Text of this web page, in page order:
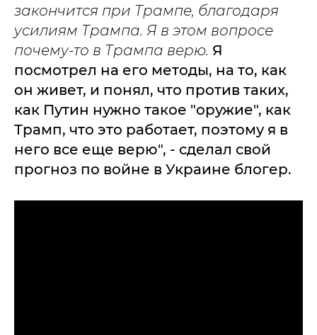
закончится при Трампе, благодаря
усилиям Трампа. Я в этом вопросе
почему-то в Трампа верю. Я
посмотрел на его методы, на то, как
он живет, и понял, что против таких,
как Путин нужно такое "оружие", как
Трамп, что это работает, поэтому я в
него все еще верю", - сделал свой
прогноз по войне в Украине блогер.